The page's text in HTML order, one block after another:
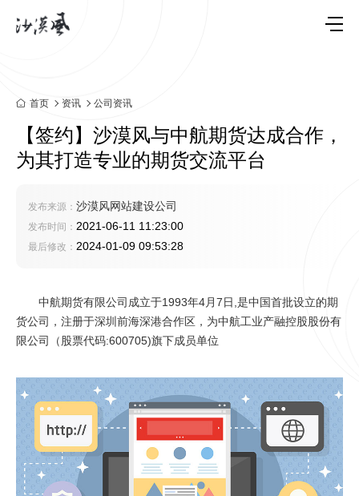
首页 资讯 公司资讯
【签约】沙漠风与中航期货达成合作，
为其打造专业的期货交流平台
发布来源： 沙漠风网站建设公司
发布时间： 2021-06-11 11:23:00
最后修改： 2024-01-09 09:53:28
中航期货有限公司成立于1993年4月7日,是中国首批设立的期
货公司，注册于深圳前海深港合作区，为中航工业产融控股股份有
限公司（股票代码:600705)旗下成员单位